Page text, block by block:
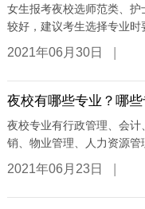
女生报考夜校选师范类、
较好，建议考生选择专业时
2021年06月30日 |
夜校有哪些专业？哪
夜校专业有行政管理、会
销、物业管理、人力资源管
2021年06月23日 |